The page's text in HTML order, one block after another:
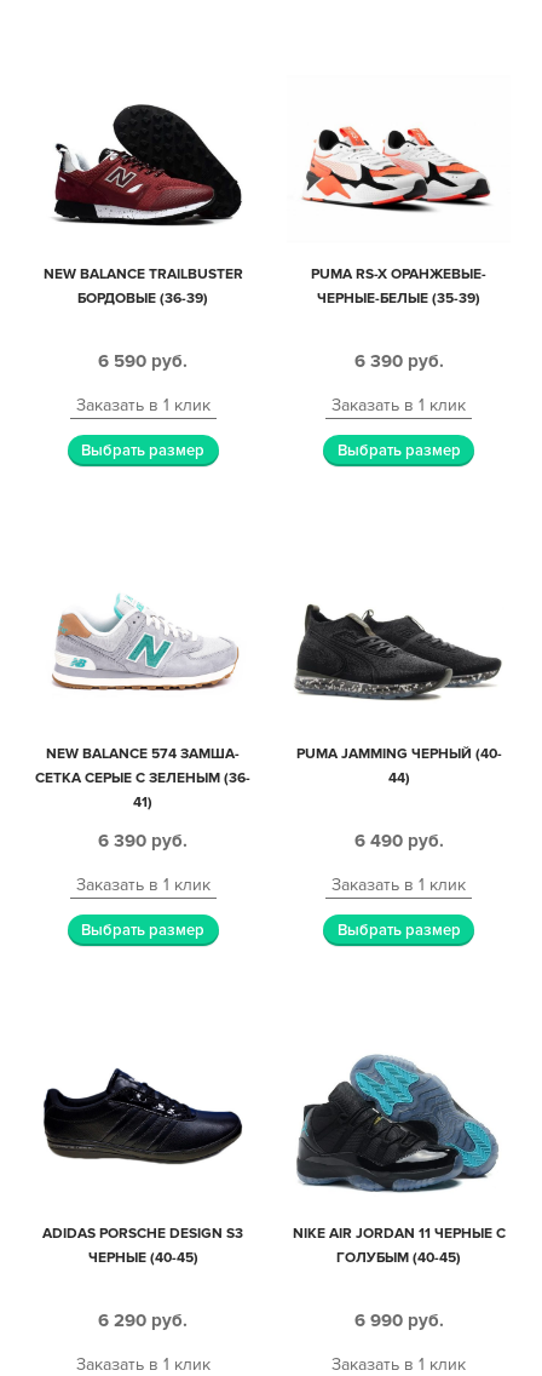
NEW BALANCE TRAILBUSTER
БОРДОВЫЕ (36-39)
6 590 руб.
Заказать в 1 клик
Выбрать размер
PUMA RS-X ОРАНЖЕВЫЕ-
ЧЕРНЫЕ-БЕЛЫЕ (35-39)
6 390 руб.
Заказать в 1 клик
Выбрать размер
NEW BALANCE 574 ЗАМША-
СЕТКА СЕРЫЕ С ЗЕЛЕНЫМ (36-
41)
6 390 руб.
Заказать в 1 клик
Выбрать размер
PUMA JAMMING ЧЕРНЫЙ (40-
44)
6 490 руб.
Заказать в 1 клик
Выбрать размер
ADIDAS PORSCHE DESIGN S3
ЧЕРНЫЕ (40-45)
6 290 руб.
Заказать в 1 клик
NIKE AIR JORDAN 11 ЧЕРНЫЕ С
ГОЛУБЫМ (40-45)
6 990 руб.
Заказать в 1 клик